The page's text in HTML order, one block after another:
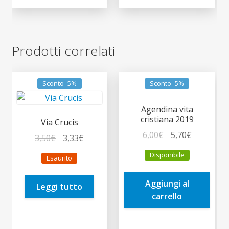
Prodotti correlati
Sconto -5%
Via Crucis
3,50€
prezzo
originale
era:
3,50€.
3,33€
è:
Esaurito
Leggi tutto
Sconto -5%
Agendina vita
cristiana 2019
6,00€
prezzo
originale
era:
6,00€.
5,70€Il
è:
Disponibile
Aggiungi al
carrello